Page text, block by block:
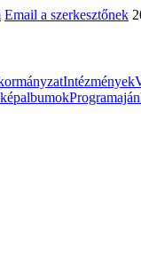
Email a szerkesztőnek
Intézmények